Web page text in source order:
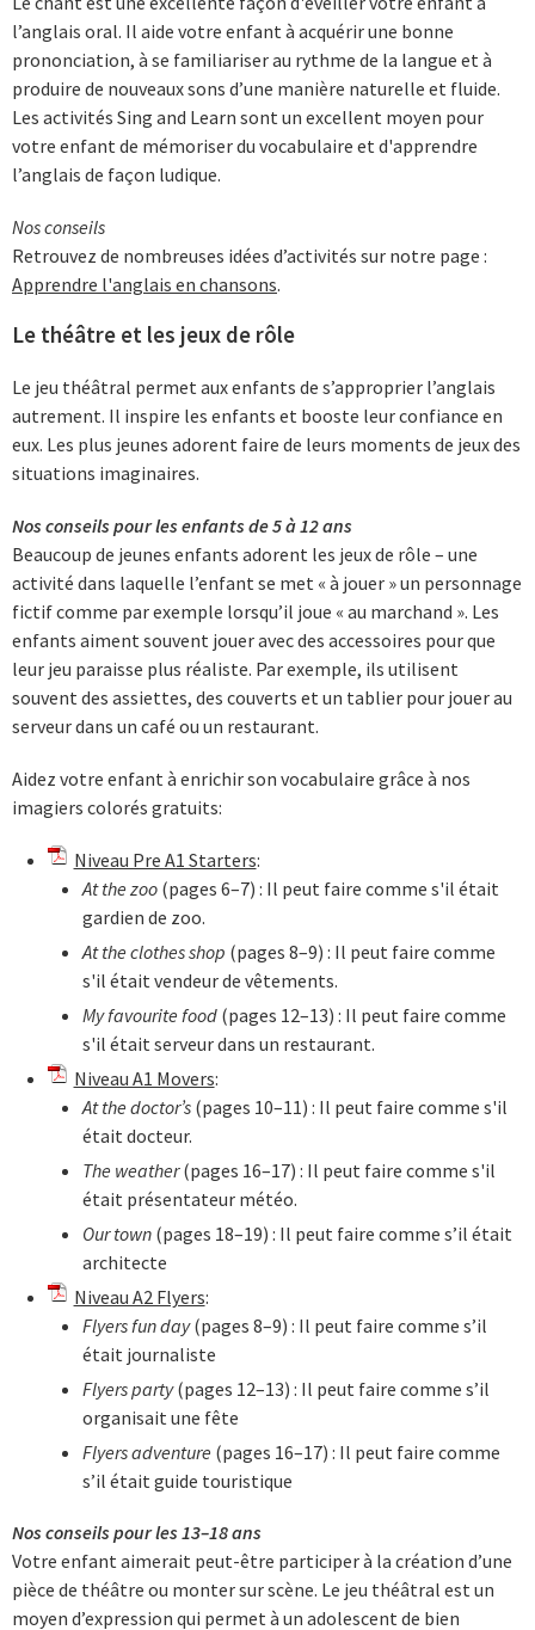
l’anglais oral. Il aide votre enfant à acquérir une bonne
prononciation, à se familiariser au rythme de la langue et à
produire de nouveaux sons d’une manière naturelle et fluide.
Les activités Sing and Learn sont un excellent moyen pour
votre enfant de mémoriser du vocabulaire et d'apprendre
l’anglais de façon ludique.
Nos conseils
Retrouvez de nombreuses idées d’activités sur notre page :
Apprendre l'anglais en chansons.
Le théâtre et les jeux de rôle
Le jeu théâtral permet aux enfants de s’approprier l’anglais
autrement. Il inspire les enfants et booste leur confiance en
eux. Les plus jeunes adorent faire de leurs moments de jeux des
situations imaginaires.
Nos conseils pour les enfants de 5 à 12 ans
Beaucoup de jeunes enfants adorent les jeux de rôle – une
activité dans laquelle l’enfant se met « à jouer » un personnage
fictif comme par exemple lorsqu’il joue « au marchand ». Les
enfants aiment souvent jouer avec des accessoires pour que
leur jeu paraisse plus réaliste. Par exemple, ils utilisent
souvent des assiettes, des couverts et un tablier pour jouer au
serveur dans un café ou un restaurant.
Aidez votre enfant à enrichir son vocabulaire grâce à nos
imagiers colorés gratuits:
Niveau Pre A1 Starters:
At the zoo (pages 6–7) : Il peut faire comme s'il était
gardien de zoo.
At the clothes shop (pages 8–9) : Il peut faire comme
s'il était vendeur de vêtements.
My favourite food (pages 12–13) : Il peut faire comme
s'il était serveur dans un restaurant.
Niveau A1 Movers:
At the doctor’s (pages 10–11) : Il peut faire comme s'il
était docteur.
The weather(pages 16–17) : Il peut faire comme s'il
était présentateur météo.
Our town (pages 18–19) : Il peut faire comme s’il était
architecte
Niveau A2 Flyers:
Flyers fun day(pages 8–9) : Il peut faire comme s’il
était journaliste
Flyers party(pages 12–13) : Il peut faire comme s’il
organisait une fête
Flyers adventure (pages 16–17) : Il peut faire comme
s’il était guide touristique
Nos conseils pour les 13–18 ans
Votre enfant aimerait peut-être participer à la création d’une
pièce de théâtre ou monter sur scène. Le jeu théâtral est un
moyen d’expression qui permet à un adolescent de bien